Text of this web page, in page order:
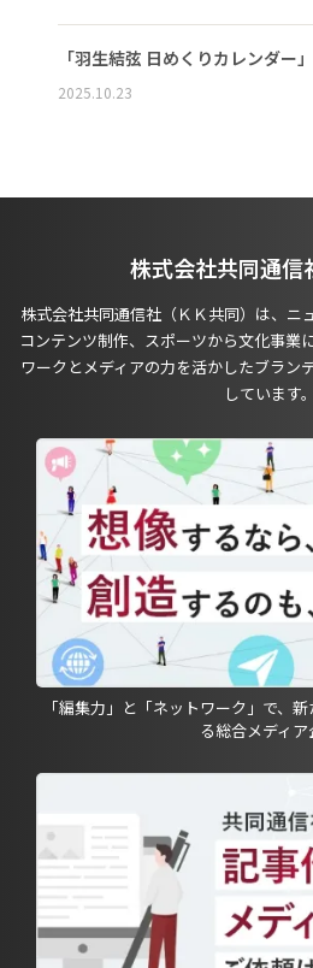
「羽生結弦 日めくりカレンダー
2025.10.23
株式会社共同通信
株式会社共同通信社（ＫＫ共同）は、ニ
コンテンツ制作、スポーツから文化事業
ワークとメディアの力を活かしたブラン
しています。
「編集力」と「ネットワーク」で、
る総合メディ